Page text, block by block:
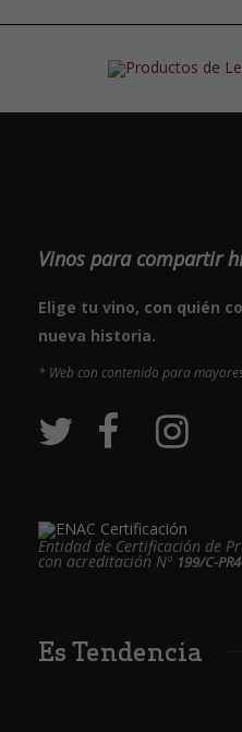
Vinos para compartir
Elige tu vino, con quién
nueva historia.
* Web con contenido para
Entidad de Certificación de
con acreditación Nº 199/C-
Es Tendencia